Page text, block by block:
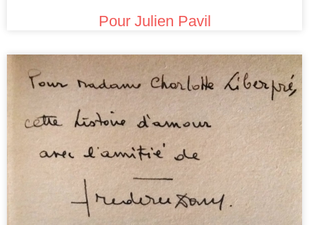
Pour Julien Pavil